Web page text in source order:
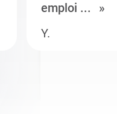
emploi ...
Y.